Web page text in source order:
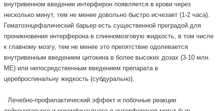
внутривенном введении интерферон появляется в крови через
несколько минут, тем не менее довольно быстро исчезает (1-2 часа).
Гематоэнцефалический барьер есть существенной преградой для
проникновения интерферона в спинномозговую жидкость, в том числе
к главному мозгу, тем не менее это препятствие одолевается
внутривенным введением цитокина в более высоких дозах (3-10 млн.
МЕ) или непосредственным введением препарата в
цереброспинальну жидкость (субдурально).
Лечебно-профилактический эффект и побочные реакции